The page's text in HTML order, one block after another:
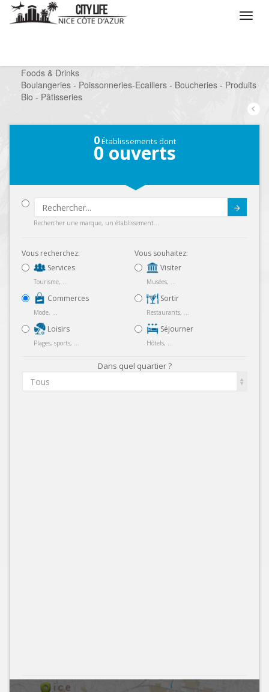
Foods & Drinks
/
Boulangeries - Poissonneries-Ecaillers - Boucheries - Produits
Bio - Pâtisseries
0Établissements dont
0 ouverts
Rechercher une marque, un établissement...
Vous recherchez:
Services
Tourisme, ...
Commerces
Mode, ...
Loisirs
Plages, sports, ...
Vous souhaitez:
Visiter
Musées, ...
Sortir
Restaurants, ...
Séjourner
Hôtels, ...
Dans quel quartier ?
Tous